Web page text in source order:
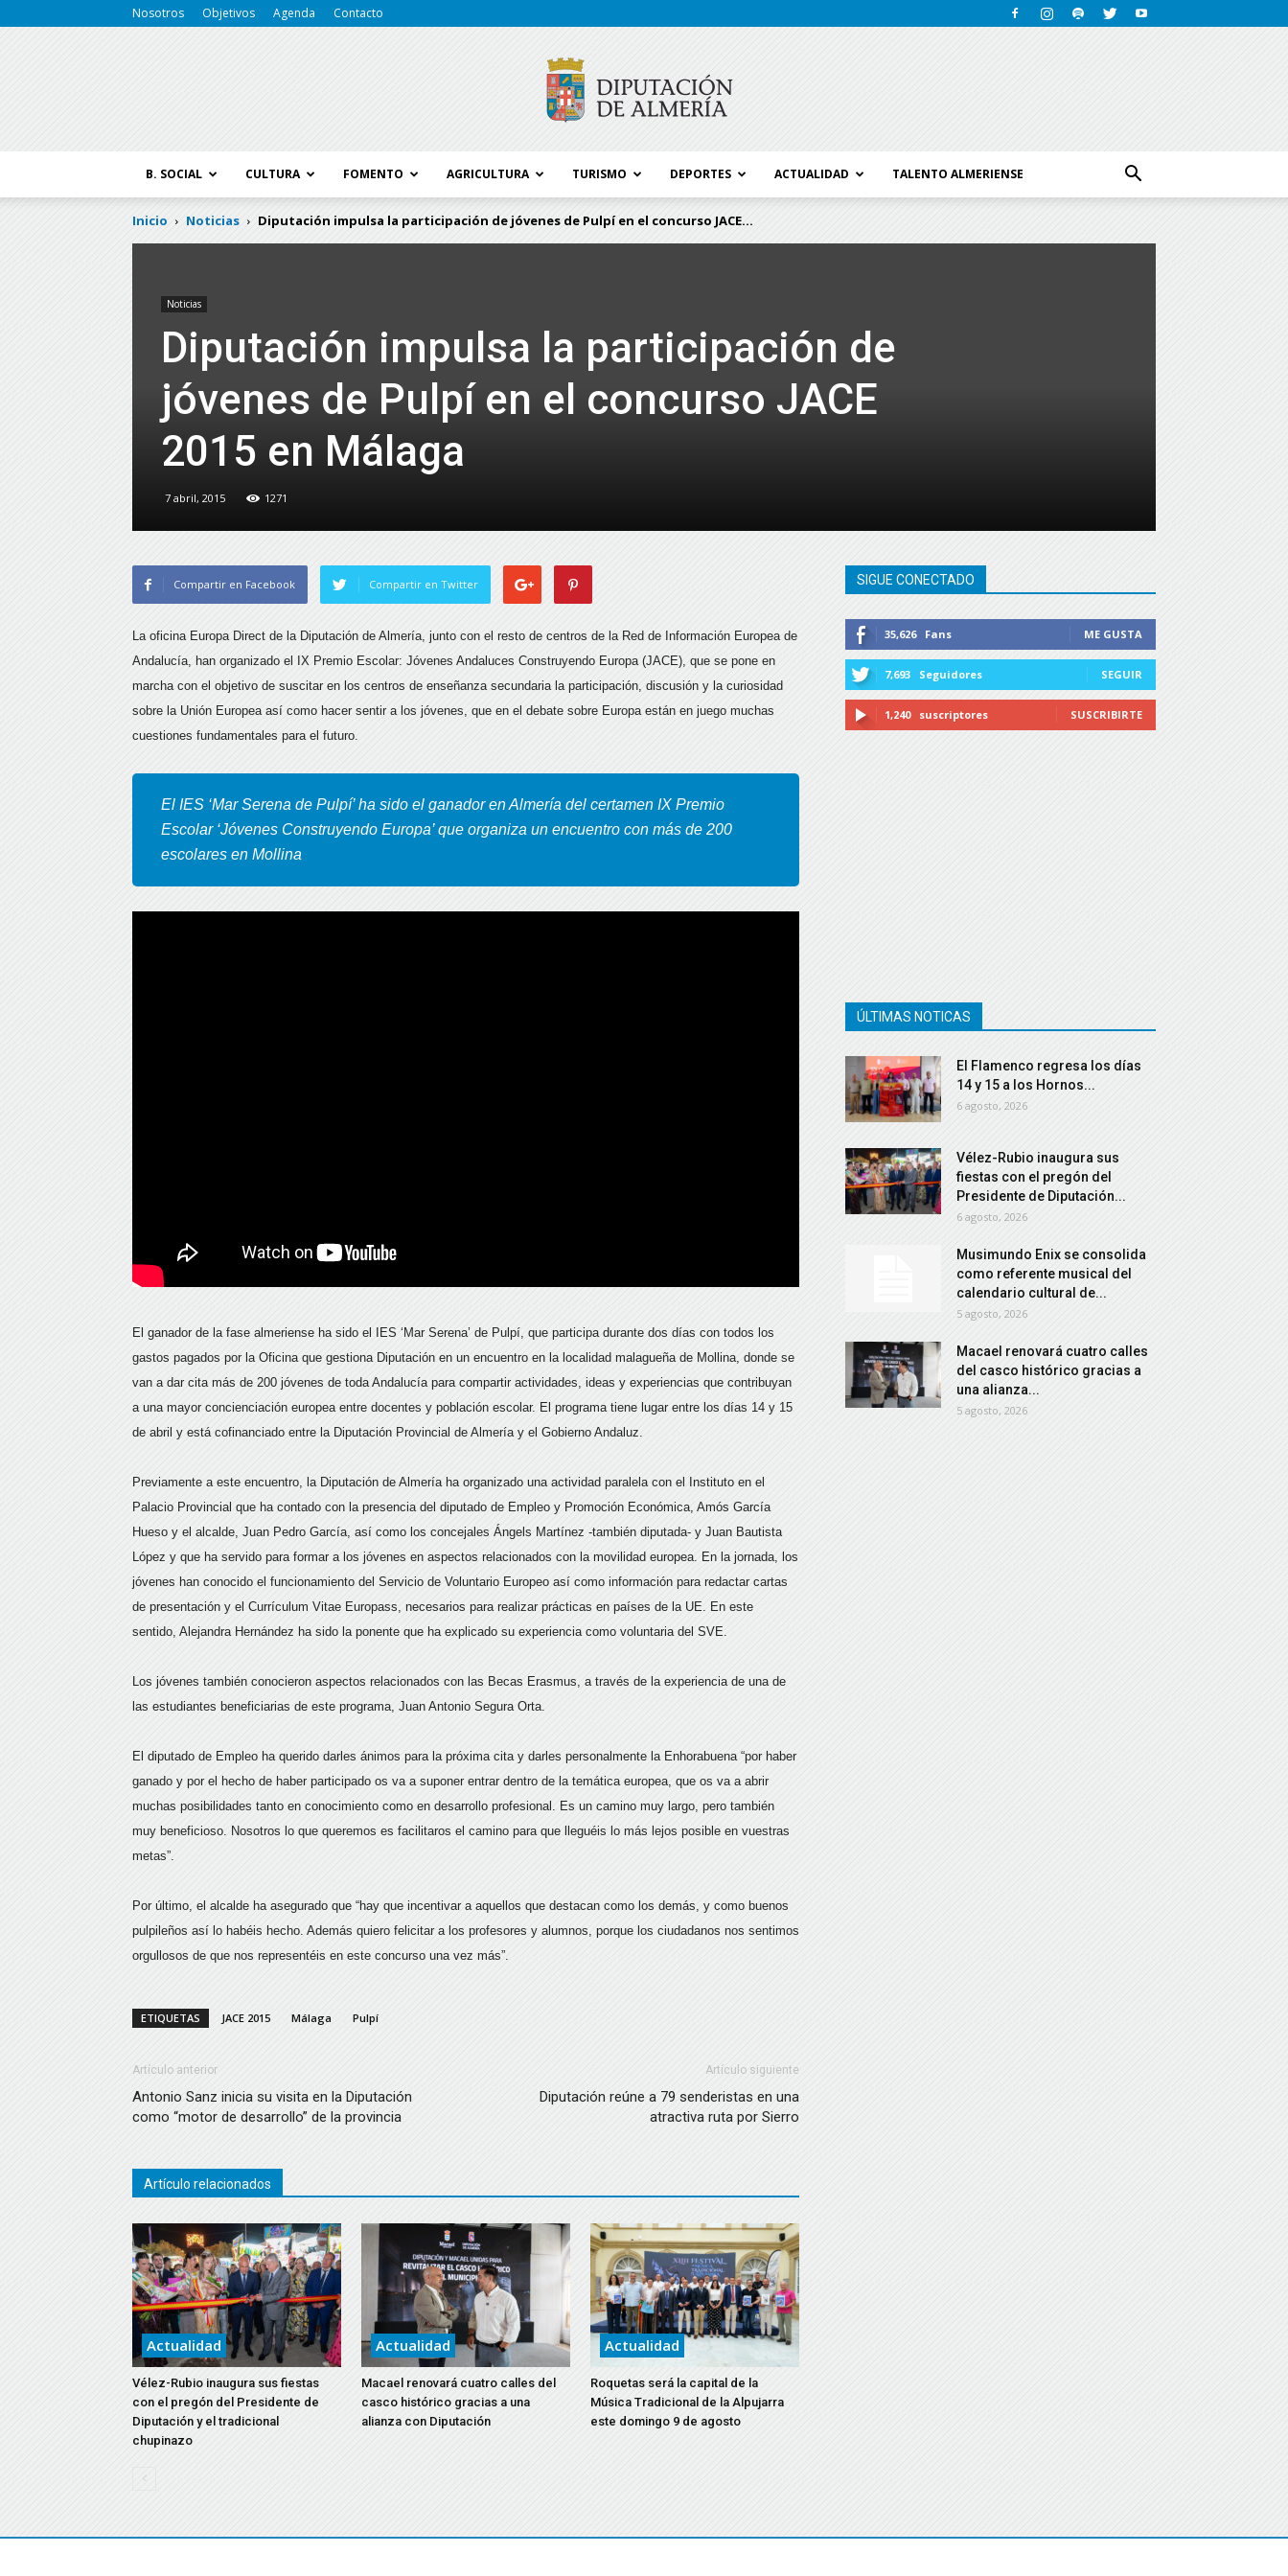
Nosotros Objetivos Agenda Contacto
B. SOCIAL CULTURA FOMENTO AGRICULTURA TURISMO DEPORTES ACTUALIDAD TALENTO ALMERIENSE
Inicio Noticias Diputación impulsa la participación de jóvenes de Pulpí en el concurso JACE...
Noticias
Diputación impulsa la participación de
jóvenes de Pulpí en el concurso JACE
2015 en Málaga
7 abril, 2015 1271
Compartir en Facebook Compartir en Twitter
La oficina Europa Direct de la Diputación de Almería, junto con el resto de centros de la Red de Información Europea de
Andalucía, han organizado el IX Premio Escolar: Jóvenes Andaluces Construyendo Europa (JACE), que se pone en
marcha con el objetivo de suscitar en los centros de enseñanza secundaria la participación, discusión y la curiosidad
sobre la Unión Europea así como hacer sentir a los jóvenes, que en el debate sobre Europa están en juego muchas
cuestiones fundamentales para el futuro.
El IES ‘Mar Serena de Pulpí’ ha sido el ganador en Almería del certamen IX Premio
Escolar ‘Jóvenes Construyendo Europa’ que organiza un encuentro con más de 200
escolares en Mollina
El ganador de la fase almeriense ha sido el IES ‘Mar Serena’ de Pulpí, que participa durante dos días con todos los
gastos pagados por la Oficina que gestiona Diputación en un encuentro en la localidad malagueña de Mollina, donde se
van a dar cita más de 200 jóvenes de toda Andalucía para compartir actividades, ideas y experiencias que contribuyan
a una mayor concienciación europea entre docentes y población escolar. El programa tiene lugar entre los días 14 y 15
de abril y está cofinanciado entre la Diputación Provincial de Almería y el Gobierno Andaluz.
Previamente a este encuentro, la Diputación de Almería ha organizado una actividad paralela con el Instituto en el
Palacio Provincial que ha contado con la presencia del diputado de Empleo y Promoción Económica, Amós García
Hueso y el alcalde, Juan Pedro García, así como los concejales Ángels Martínez -también diputada- y Juan Bautista
López y que ha servido para formar a los jóvenes en aspectos relacionados con la movilidad europea. En la jornada, los
jóvenes han conocido el funcionamiento del Servicio de Voluntario Europeo así como información para redactar cartas
de presentación y el Currículum Vitae Europass, necesarios para realizar prácticas en países de la UE. En este
sentido, Alejandra Hernández ha sido la ponente que ha explicado su experiencia como voluntaria del SVE.
Los jóvenes también conocieron aspectos relacionados con las Becas Erasmus, a través de la experiencia de una de
las estudiantes beneficiarias de este programa, Juan Antonio Segura Orta.
El diputado de Empleo ha querido darles ánimos para la próxima cita y darles personalmente la Enhorabuena “por haber
ganado y por el hecho de haber participado os va a suponer entrar dentro de la temática europea, que os va a abrir
muchas posibilidades tanto en conocimiento como en desarrollo profesional. Es un camino muy largo, pero también
muy beneficioso. Nosotros lo que queremos es facilitaros el camino para que lleguéis lo más lejos posible en vuestras
metas”.
Por último, el alcalde ha asegurado que “hay que incentivar a aquellos que destacan como los demás, y como buenos
pulpileños así lo habéis hecho. Además quiero felicitar a los profesores y alumnos, porque los ciudadanos nos sentimos
orgullosos de que nos representéis en este concurso una vez más”.
ETIQUETAS JACE 2015 Málaga Pulpí
Artículo anterior
Antonio Sanz inicia su visita en la Diputación
como “motor de desarrollo” de la provincia
Artículo siguiente
Diputación reúne a 79 senderistas en una
atractiva ruta por Sierro
Artículo relacionados
Actualidad
Vélez-Rubio inaugura sus fiestas
con el pregón del Presidente de
Diputación y el tradicional
chupinazo
Actualidad
Macael renovará cuatro calles del
casco histórico gracias a una
alianza con Diputación
Actualidad
Roquetas será la capital de la
Música Tradicional de la Alpujarra
este domingo 9 de agosto
SIGUE CONECTADO
35,626 Fans ME GUSTA
7,693 Seguidores SEGUIR
1,240 suscriptores SUSCRIBIRTE
ÚLTIMAS NOTICAS
El Flamenco regresa los días
14 y 15 a los Hornos...
6 agosto, 2026
Vélez-Rubio inaugura sus
fiestas con el pregón del
Presidente de Diputación...
6 agosto, 2026
Musimundo Enix se consolida
como referente musical del
calendario cultural de...
5 agosto, 2026
Macael renovará cuatro calles
del casco histórico gracias a
una alianza...
5 agosto, 2026